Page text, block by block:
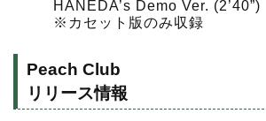
HANEDA’s Demo Ver. (2’40”)
※カセット版のみ収録
Peach Club
リリース情報